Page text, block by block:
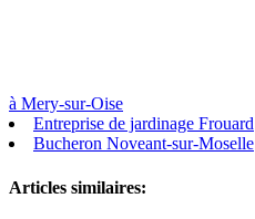
à Mery-sur-Oise
Entreprise de jardinage Frouard
Bucheron Noveant-sur-Moselle
Articles similaires: